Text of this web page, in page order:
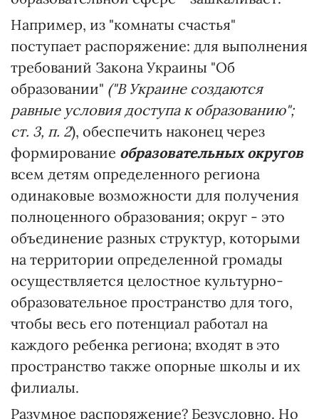
Например, из "комнаты счастья"
поступает распоряжение: для выполнения
требований Закона Украины "Об
образовании" ("В Украине создаются
равные условиядоступа к образованию";
ст. 3, п. 2), обеспечить наконец через
формирование образовательных округов
всем детям определенного региона
одинаковые возможности для получения
полноценного образования; округ - это
объединение разных структур, которыми
на территории определенной громады
осуществляется целостное культурно-
образовательное пространство для того,
чтобы весь его потенциал работал на
каждого ребенка региона; входят в это
пространство также опорные школы и их
филиалы.
Разумное распоряжение? Безусловно. Но